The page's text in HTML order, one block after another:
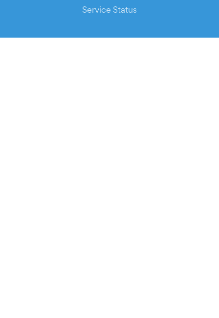
Service Status
DOWNLOAD THE APP!